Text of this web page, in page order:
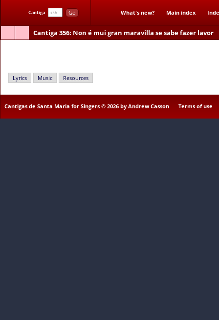
Cantiga Go What's new? Main index
Cantiga 356: Non é mui gran maravilla se sabe fazer lavor
Lyrics Music Resources
Cantigas de Santa Maria for Singers © 2026 by Andrew Casson Terms of use